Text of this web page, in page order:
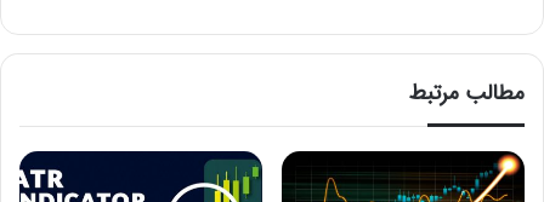
مطالب مرتبط